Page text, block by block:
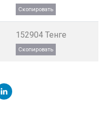
152904 Тенге